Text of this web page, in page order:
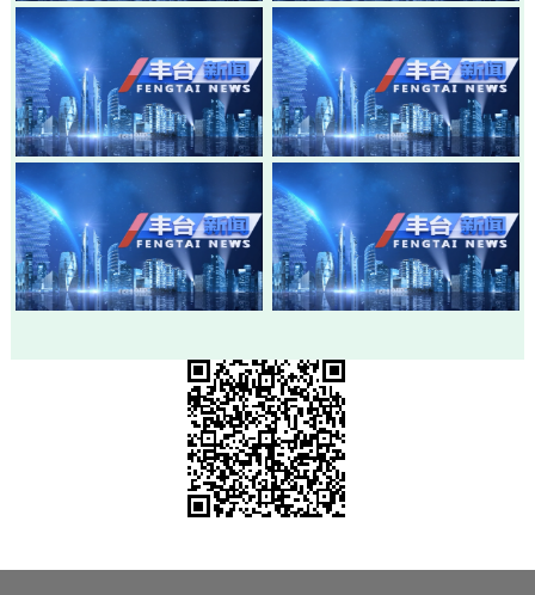
20260805-丰台新闻
20260803-丰台新闻
20260730-丰台新闻